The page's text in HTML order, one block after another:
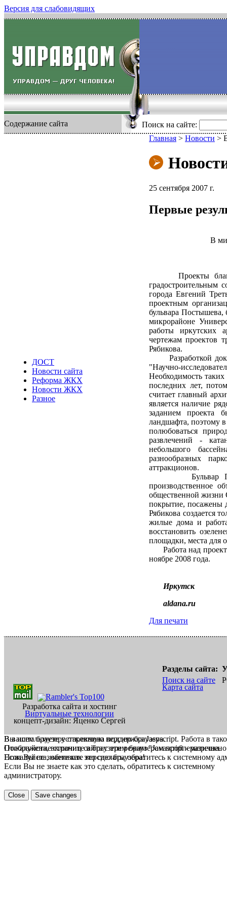
Версия для слабовидящих
Содержание сайта Поиск на сайте:
ДОСТ
Новости сайта
Реформа ЖКХ
Новости ЖКХ
Разное
Главная > Новости >
25 сентября 2007 г.
Первые
В
Проекты
градостроительным
города Евгений
проектным
бульвара Постышева,
микрорайоне
работы иркутских
чертежам проектов
Рябикова.
Разработкой
"Научно-
Необходимость таких
последних лет,
считает главный
является наличие
заданием проекта
ландшафта, поэтому в
полюбоваться
развлечений -
небольшого
разнообразных
аттракционов.
Бульвар
производственное
общественной жизни
покрытие, посажены
Рябикова создается
жилые дома и
восстановить
площадки, места для
Работа над
ноябре 2008 года.
Иркутск
aldana.ru
Для печати
Разработка сайта и хостинг
Виртуальные технологии
концепт-дизайн: Яценко Сергей
Разделы сайта:
Поиск на сайте
Карта сайта
В вашем браузере отключена поддержка Jasvscript. Работа в
Пожалуйста, включите в браузере режим "Javascript -
Если Вы не знаете как это сделать, обратитесь к системному
Вы используете устаревшую версию браузера.
Отображение страниц сайта с этим браузером проблематична.
Пожалуйста, обновите версию браузера!
Если Вы не знаете как это сделать, обратитесь к системному
администратору.
Close Save changes